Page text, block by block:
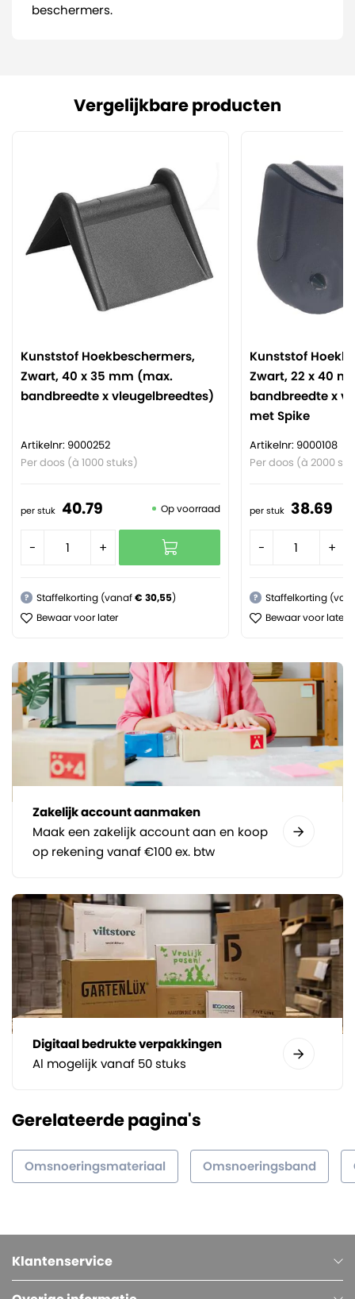
beschermers.
Vergelijkbare producten
Kunststof Hoekbeschermers,
Zwart, 40 x 35 mm (max.
bandbreedte x vleugelbreedtes)
Artikelnr: 9000252
Per doos (à 1000 stuks)
per stuk 40.79 Op voorraad
- +
? Staffelkorting (vanaf€ 30,55)
Bewaar voor later
Kunststof
Zwart, 22 x 40
bandbreedte x
met Spike
Artikelnr: 9000108
Per doos (à 2000
per stuk 38.69
- +
?
Staffelkorting
Bewaar voor later
Zakelijk account aanmaken
Maak een zakelijk account aan en koop
op rekening vanaf €100 ex. btw
Digitaal bedrukte verpakkingen
Al mogelijk vanaf 50 stuks
Gerelateerde pagina's
Omsnoeringsmateriaal Omsnoeringsband
Klantenservice